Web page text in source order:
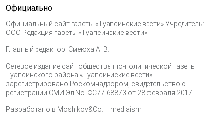
Официально
Официальный сайт газеты «Туапсинские вести» Учредитель:
ООО Редакция газеты «Туапсинские вести»
Главный редактор: Смеюха А. В.
Сетевое издание сайт общественно-политической газеты
Туапсинского района «Туапсиниские вести»
зарегистрировано Роскомнадзором, свидетельство о
регистрации СМИ Эл No. ФС77-68873 от 28 февраля 2017
Разработано в Moshikov&Co. – mediaism